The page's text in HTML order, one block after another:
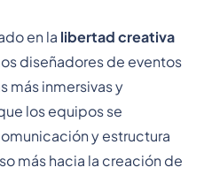
en la libertad creativa
diseñadores de eventos
más inmersivas y
los equipos se
y estructura
más hacia la creación de